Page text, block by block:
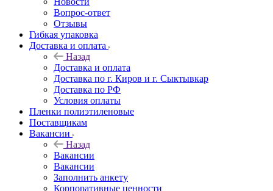
Вопрос-ответ
Отзывы
Гибкая упаковка
Доставка и оплата
Назад
Доставка и оплата
Доставка по г. Киров и г. Сыктывкар
Доставка по РФ
Условия оплаты
Пленки полиэтиленовые
Поставщикам
Вакансии
Назад
Вакансии
Вакансии
Заполнить анкету
Корпоративные ценности